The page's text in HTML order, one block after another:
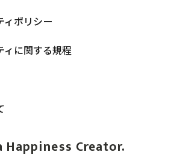
Happiness Creator.
ィポリシー
ィに関する規程